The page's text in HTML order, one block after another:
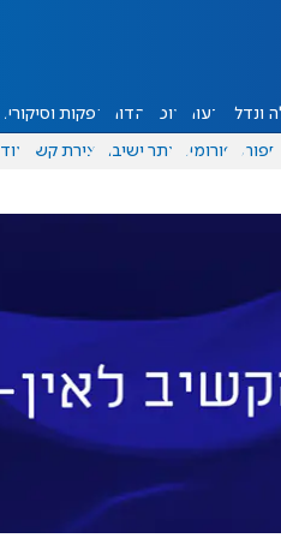
ונדל"ן דעות אוכל יהדות הפקות וסיקורים
ספורט פורומים אתר ישיבה יצירת קשר עוד